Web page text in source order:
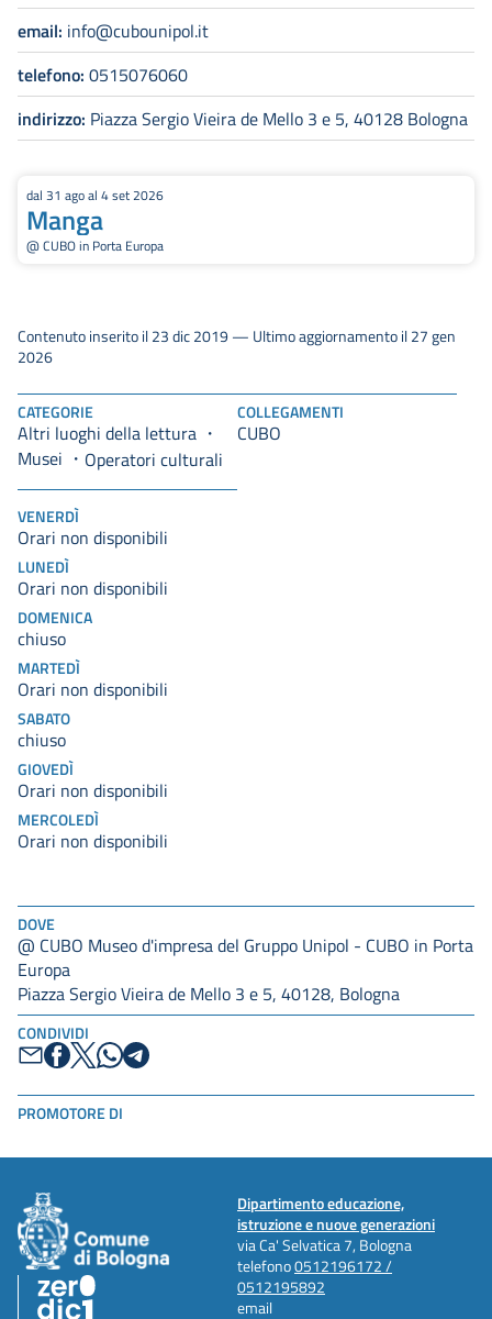
DOVE
@ CUBO Museo d'impresa del Gruppo Unipol - CUBO in Porta
Europa
Piazza Sergio Vieira de Mello 3 e 5, 40128, Bologna
CONDIVIDI
email: info@cubounipol.it
telefono: 0515076060
indirizzo: Piazza Sergio Vieira de Mello 3 e 5, 40128 Bologna
CATEGORIE
Altri luoghi della lettura
Musei
Operatori culturali
COLLEGAMENTI
CUBO
VENERDÌ
Orari non disponibili
LUNEDÌ
Orari non disponibili
DOMENICA
chiuso
MARTEDÌ
Orari non disponibili
SABATO
chiuso
GIOVEDÌ
Orari non disponibili
MERCOLEDÌ
Orari non disponibili
PROMOTORE DI
dal 31 ago al 4 set 2026
Manga
@ CUBO in Porta Europa
Contenuto inserito il 23 dic 2019 — Ultimo aggiornamento il 27 gen
2026
Dipartimento educazione,
istruzione e nuove generazioni
via Ca' Selvatica 7, Bologna
telefono0512196172 /
0512195892
email